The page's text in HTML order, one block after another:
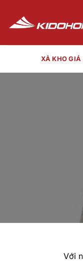
nội
dung
XẢ KHO GIÁ
Với